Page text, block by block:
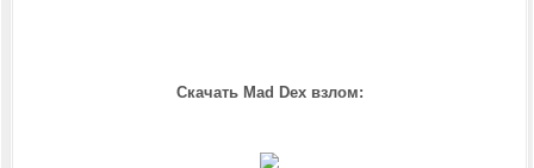
Скачать Mad Dex взлом: